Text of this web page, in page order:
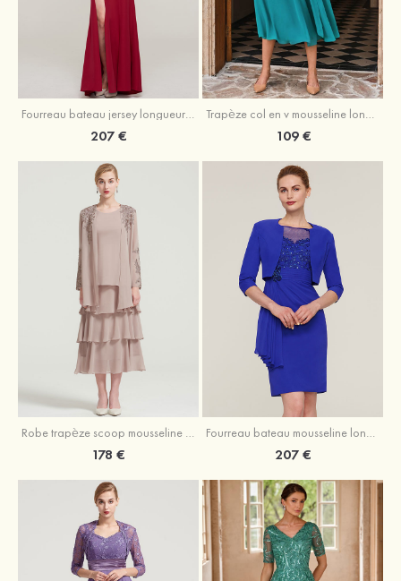
207 € 109 €
Robe trapèze scoop mousseline longueur mollet robe de mère de la mariée avec appliqué volants veste
178 €
Fourreau bateau mousseline longueur genou robe de mère de la mariée avec appliqué perle plissé veste
207 €